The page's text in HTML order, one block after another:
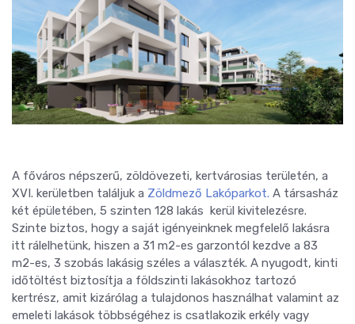
A főváros népszerű, zöldövezeti, kertvárosias területén, a
XVI. kerületben találjuk a Zöldmező Lakóparkot. A társasház
két épületében, 5 szinten 128 lakás kerül kivitelezésre.
Szinte biztos, hogy a saját igényeinknek megfelelő lakásra
itt rálelhetünk, hiszen a 31 m2-es garzontól kezdve a 83
m2-es, 3 szobás lakásig széles a választék. A nyugodt, kinti
időtöltést biztosítja a földszinti lakásokhoz tartozó
kertrész, amit kizárólag a tulajdonos használhat valamint az
emeleti lakások többségéhez is csatlakozik erkély vagy